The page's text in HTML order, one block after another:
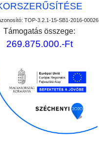
TOP-3.2.1-15-SB1-2016-00026
Támogatás összege:
269.875.000.-Ft